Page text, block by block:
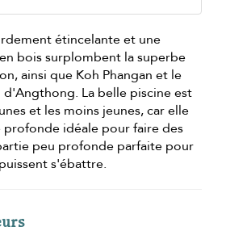
étincelante et une
bois surplombent la superbe
ainsi que Koh Phangan et le
La belle piscine est
et les moins jeunes, car elle
idéale pour faire des
peu profonde parfaite pour
s'ébattre.